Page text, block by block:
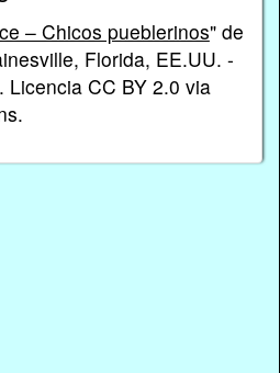
– Chicos pueblerinos" de
Florida, EE.UU. -
Licencia CC BY 2.0 via